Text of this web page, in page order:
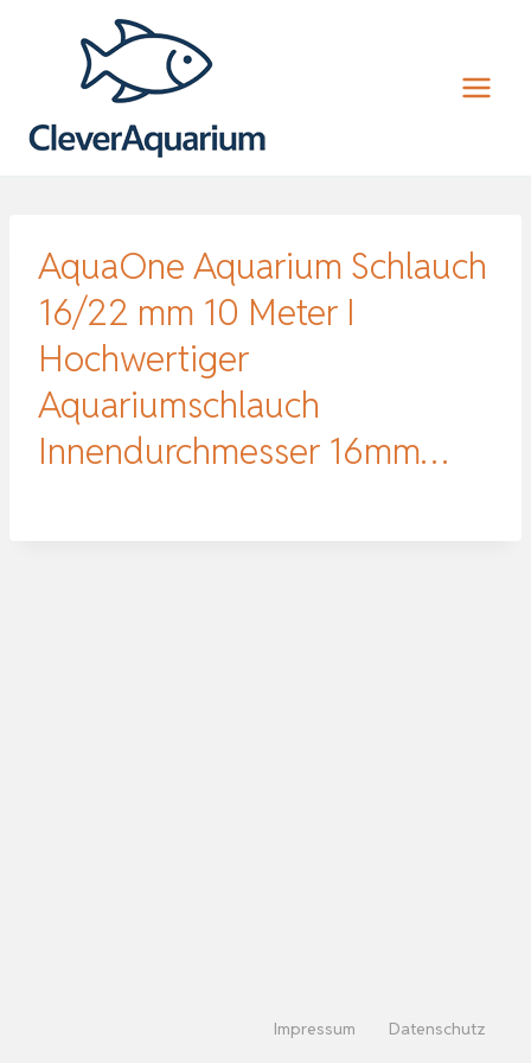
AquaOne Aquarium Schlauch
16/22 mm 10 Meter I
Hochwertiger
Aquariumschlauch
Innendurchmesser 16mm…
Impressum Datenschutz